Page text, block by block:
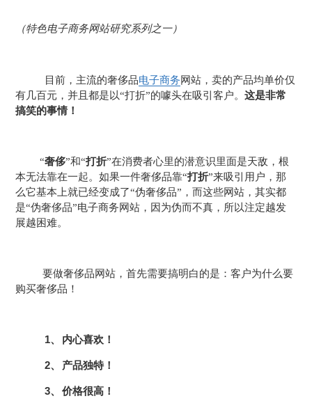
（特色电子商务网站研究系列之一）
目前，主流的奢侈品电子商务网站，卖的产品均单价仅
有几百元，并且都是以“打折”的噱头在吸引客户。这是非常
搞笑的事情！
“奢侈”和“打折”在消费者心里的潜意识里面是天敌，根
本无法靠在一起。如果一件奢侈品靠“打折”来吸引用户，那
么它基本上就已经变成了“伪奢侈品”，而这些网站，其实都
是“伪奢侈品”电子商务网站，因为伪而不真，所以注定越发
展越困难。
要做奢侈品网站，首先需要搞明白的是：客户为什么要
购买奢侈品！
1、 内心喜欢！
2、 产品独特！
3、 价格很高！